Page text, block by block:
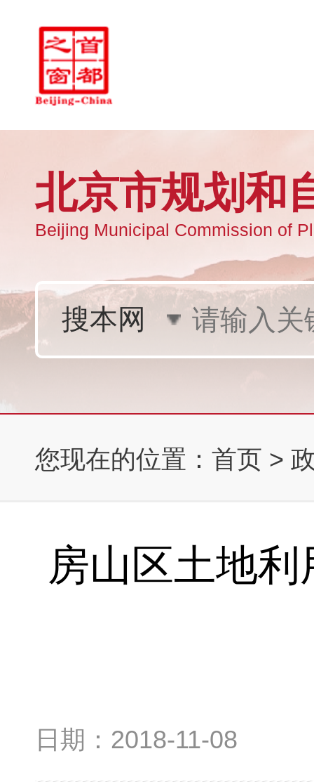
您现在的位置： 首页 >
房山区土地
日期： 2018-11-08